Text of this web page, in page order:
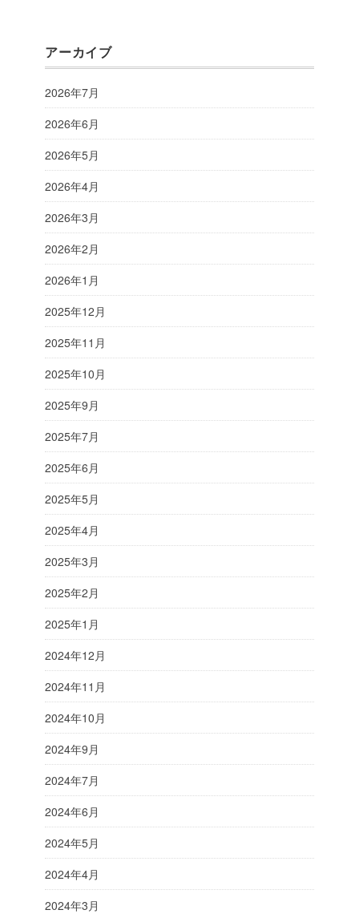
アーカイブ
2026年7月
2026年6月
2026年5月
2026年4月
2026年3月
2026年2月
2026年1月
2025年12月
2025年11月
2025年10月
2025年9月
2025年7月
2025年6月
2025年5月
2025年4月
2025年3月
2025年2月
2025年1月
2024年12月
2024年11月
2024年10月
2024年9月
2024年7月
2024年6月
2024年5月
2024年4月
2024年3月